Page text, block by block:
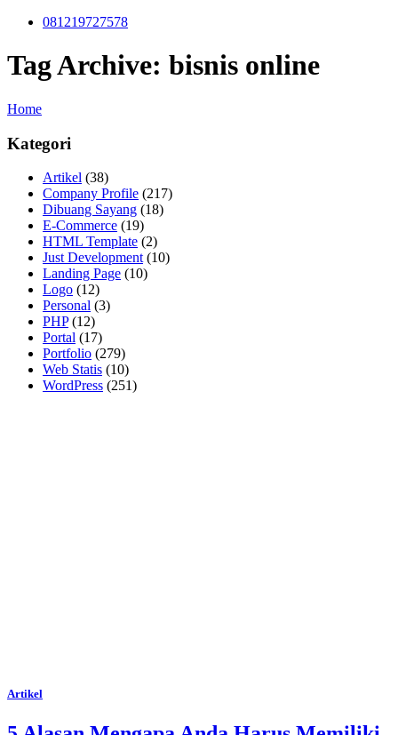
081219727578
Tag Archive: bisnis online
Home
Kategori
Artikel (38)
Company Profile (217)
Dibuang Sayang (18)
E-Commerce (19)
HTML Template (2)
Just Development (10)
Landing Page (10)
Logo (12)
Personal (3)
PHP(12)
Portal (17)
Portfolio (279)
Web Statis (10)
WordPress (251)
Artikel